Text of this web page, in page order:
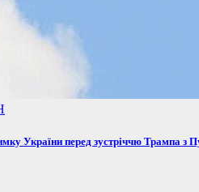
України перед зустріччю Трампа з